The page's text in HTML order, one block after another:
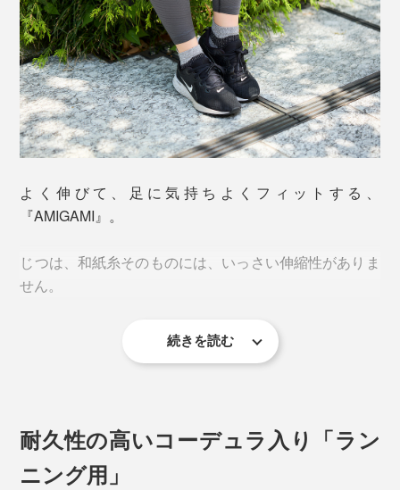
「美濃和紙」といえば、日本に現存する“最古の紙”であ
る、奈良・正倉院の戸籍用紙（702年）にも使われてい
1000年以上も存在しつづけられるほど、丈夫な「美濃
よく伸びて、足に気持ちよくフィットする、
『AMIGAMI』。
じつは、和紙糸そのものには、いっさい伸縮性がありま
せん。
だから、足の大きな動きにもフィットして、よく伸びる
続きを読む
耐久性の高いコーデュラ入り「ラン
ニング用」